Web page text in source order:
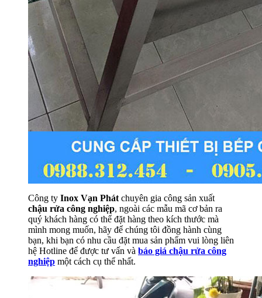
Công ty Inox Vạn Phát chuyên gia công sản xuất
chậu rửa công nghiệp, ngoài các mẫu mã cơ bản ra
quý khách hàng có thể đặt hàng theo kích thước mà
mình mong muốn, hãy để chúng tôi đồng hành cùng
bạn, khi bạn có nhu cầu đặt mua sản phẩm vui lòng liên
hệ Hotline để được tư vấn và báo giá chậu rửa công
nghiệp một cách cụ thể nhất.